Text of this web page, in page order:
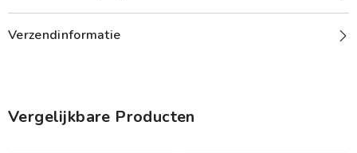
Verzendinformatie
Vergelijkbare Producten